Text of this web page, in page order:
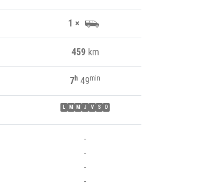
1 ×
459km
7h 49min
M M J V S D
-
-
-
-